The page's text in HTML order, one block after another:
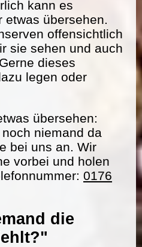
kann es
etwas übersehen.
offensichtlich
sie sehen und auch
dieses
legen oder
übersehen:
niemand da
bei uns an. Wir
vorbei und holen
0176
die